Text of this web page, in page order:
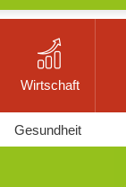
Wirtschaft
Gesundheit